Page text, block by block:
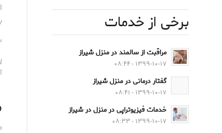
برخی از خدمات
مراقبت از سالمند در منزل شیراز
۱۳۹۹-۱۰-۱۷ - ۰۸:۴۴
گفتار درمانی در منزل شیراز
۱۳۹۹-۱۰-۱۷ - ۰۸:۴۱
خدمات فیزیوتراپی در منزل در شیراز
۱۳۹۹-۱۰-۱۷ - ۰۸:۳۳